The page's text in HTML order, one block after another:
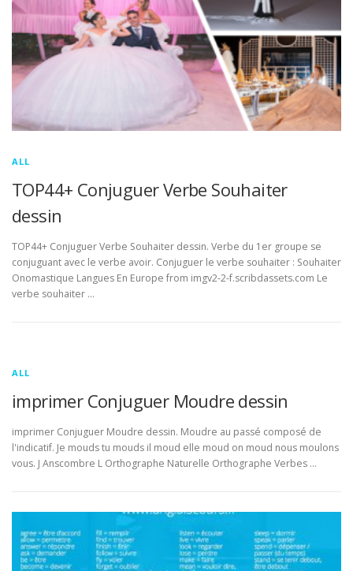
ALL
TOP44+ Conjuguer Verbe Souhaiter
dessin
TOP44+ Conjuguer Verbe Souhaiter dessin. Verbe du 1er groupe se
conjuguant avec le verbe avoir. Conjuguer le verbe souhaiter : Souhaiter
Onomastique Langues En Europe from imgv2-2-f.scribdassets.com Le
verbe souhaiter …
ALL
imprimer Conjuguer Moudre dessin
imprimer Conjuguer Moudre dessin. Moudre au passé composé de
l'indicatif. Je mouds tu mouds il moud elle moud on moud nous moulons
vous. J Anscombre L Orthographe Naturelle Orthographe Verbes …